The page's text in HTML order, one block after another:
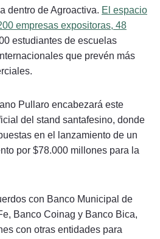
dentro de Agroactiva. El espacio
empresas expositoras, 48
estudiantes de escuelas
que prevén más
Pullaro encabezará este
del stand santafesino, donde
en el lanzamiento de un
por $78.000 millones para la
con Banco Municipal de
Banco Coinag y Banco Bica,
con otras entidades para